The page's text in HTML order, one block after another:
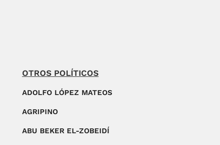
OTROS POLÍTICOS
ADOLFO LÓPEZ MATEOS
AGRIPINO
ABU BEKER EL-ZOBEIDÍ